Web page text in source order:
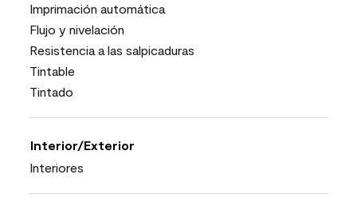
Imprimación automática
Flujo y nivelación
Resistencia a las salpicaduras
Tintable
Tintado
Interior/Exterior
Interiores